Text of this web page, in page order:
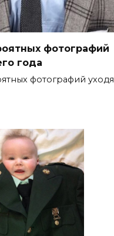
фотографий
года
фотографий